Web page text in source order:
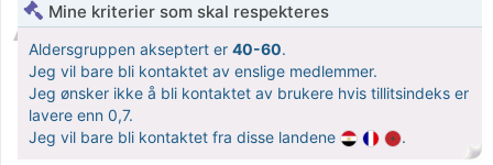
Mine kriterier som skal respekteres
Aldersgruppen akseptert er 40-60.
Jeg vil bare bli kontaktet av enslige medlemmer.
Jeg ønsker ikke å bli kontaktet av brukere hvis tillitsindeks er
lavere enn 0,7.
Jeg vil bare bli kontaktet fra disse landene
.